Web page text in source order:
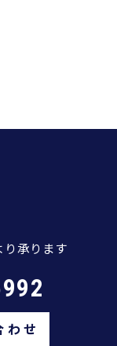
承ります
わせ